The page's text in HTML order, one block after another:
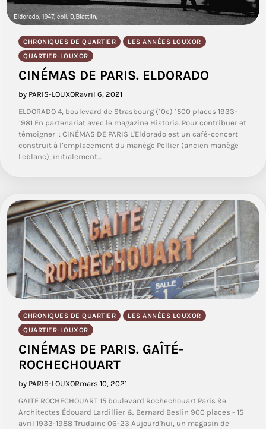
CHRONIQUES DE QUARTIER
LES ANNÉES LOUXOR
QUARTIER-LOUXOR
CINÉMAS DE PARIS. ELDORADO
by PARIS-LOUXORavril 6, 2021
ELDORADO 4, boulevard de Strasbourg (10e) 1500 places 1933-
1981 En partenariat avec le magazine Historia. Pour contribuer et
témoigner : CINÉMAS DE PARIS L'Eldorado est un café-concert
construit à l’emplacement du manège Pellier (ancien manège
Leblanc), initialement…
CHRONIQUES DE QUARTIER
LES ANNÉES LOUXOR
QUARTIER-LOUXOR
CINÉMAS DE PARIS. GAÎTÉ-
ROCHECHOUART
by PARIS-LOUXORmars 10, 2021
GAITE ROCHECHOUART 15 boulevard Rochechouart Paris 9e
Architectes Édouard Lardillier & Bernard Beslin 900 places - 15
avril 1933-1988 Trudaine 06-23 Aujourd'hui, un magasin de